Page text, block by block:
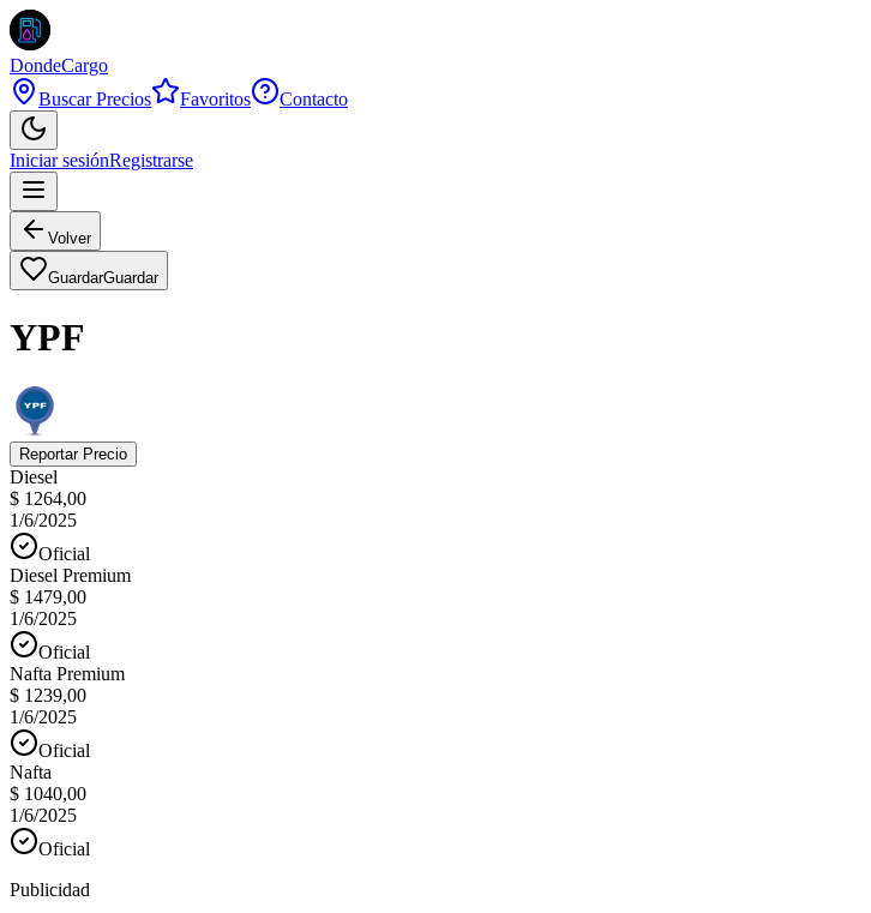
DondeCargo
Buscar Precios
Favoritos Contacto
Iniciar sesiónRegistrarse
Volver
GuardarGuardar
YPF
Reportar Precio
Diesel
$ 1264,00
1/6/2025
Oficial
Diesel Premium
$ 1479,00
1/6/2025
Oficial
Nafta Premium
$ 1239,00
1/6/2025
Oficial
Nafta
$ 1040,00
1/6/2025
Oficial
Publicidad